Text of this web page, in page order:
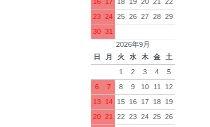
16
17 18 19 20 21 22
23 24 25 26 27 28 29
30 31
2026年9月
日
月 火 水 木 金
土
1
2 3 4
5
6
7 8 9 10 11
12
13
14 15 16 17 18
19
20 21 22 23 24 25 26